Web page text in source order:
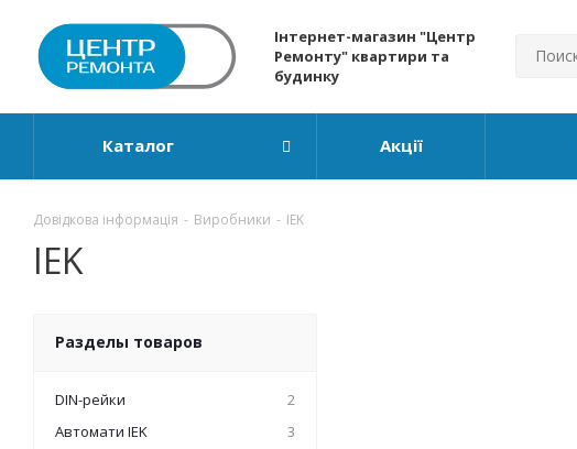
Інтернет-магазин "Центр
Ремонту" квартири та
будинку
Каталог Акції
Довідкова інформація - Виробники - IEK
IEK
Разделы товаров
DIN-рейки
2
Автомати IEK
3